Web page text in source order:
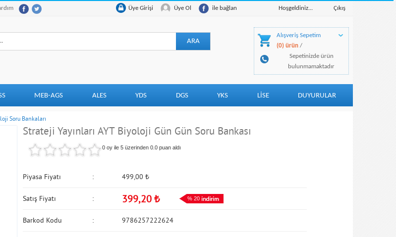
Çıkış
Hoşgeldiniz...
ile bağlan
Üye Ol
Üye Girişi
Alışveriş Sepetim
(0) ürün /
Sepetinizde ürün
bulunmamaktadır
MEB-AGS ALES YDS DGS YKS LİSE DUYURULAR
Soru Bankaları
Strateji Yayınları AYT Biyoloji Gün Gün Soru Bankası
0 oy ile 5 üzerinden 0.0puan aldı
Piyasa Fiyatı 499,00 ₺
Satış Fiyatı 399,20 ₺ % 20
Barkod Kodu 9786257222624